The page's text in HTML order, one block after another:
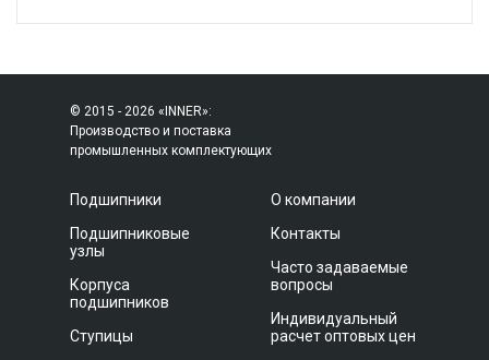
© 2015 - 2026 «INNER»:
Производство и поставка
промышленных комплектующих
Подшипники
Подшипниковые
узлы
Корпуса
подшипников
Ступицы
О компании
Контакты
Часто задаваемые
вопросы
Индивидуальный
расчет оптовых цен